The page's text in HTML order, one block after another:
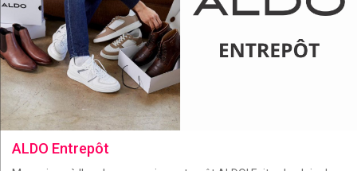
ALDO Entrepôt